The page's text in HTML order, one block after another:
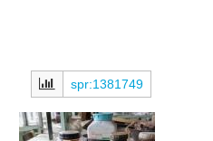
spr:1381749